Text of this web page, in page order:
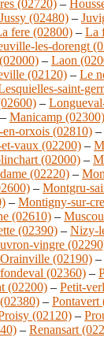
(02720) –
Jussy (02480) –
fere (02800) – La
les-dorengt
– Laon
(02120) – Le
saint-
–
– Manicamp (02300)
orxois (02810) –
vaux (02200) –
(02000) –
(02220) –
– Montgru-
– Montigny-sur-
(02610) –
(02390) – Nizy-
vingre
Orainville (02190) –
(02360) –
(02200) – Petit-
– Pontavert
(02120) –
– Renansart